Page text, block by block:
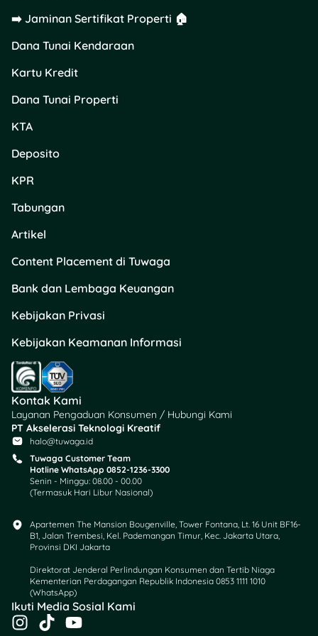
September 2025
Livin’poin
Rp100.000.
Syarat Utama:
pengguna Mandiri
Debit dan Kartu
Kredit yang memiliki
poin.
kelipatan dan hanya
dapat digunakan
sesuai jumlah poin
yang tersedia.
Tidak dapat
digabungkan dengan
promo bank lain.
Jangan lewatkan
menikmati dessert sehat
yang menyegarkan dari
lebih hemat! ?✨
Nikmati Makan Hemat
dengan Promo Kartu
➡️ Jaminan Sertifikat Properti 🏠
Dana Tunai Kendaraan
Kartu Kredit
Dana Tunai Properti
KTA
Deposito
KPR
Tabungan
Artikel
Content Placement di Tuwaga
Bank dan Lembaga Keuangan
Kebijakan Privasi
Kebijakan Keamanan Informasi
Kontak Kami
Layanan Pengaduan Konsumen / Hubungi Kami
PT Akselerasi Teknologi Kreatif
halo@tuwaga.id
Tuwaga Customer Team
Hotline WhatsApp 0852-1236-3300
Senin - Minggu: 08.00 - 00.00
(Termasuk Hari Libur Nasional)
Apartemen The Mansion Bougenville, Tower Fontana, Lt. 16 Unit BF16-
B1, Jalan Trembesi, Kel. Pademangan Timur, Kec. Jakarta Utara,
Provinsi DKI Jakarta
Direktorat Jenderal Perlindungan Konsumen dan Tertib Niaga
Kementerian Perdagangan Republik Indonesia 0853 1111 1010
(WhatsApp)​
Ikuti Media Sosial Kami
I
T
Y